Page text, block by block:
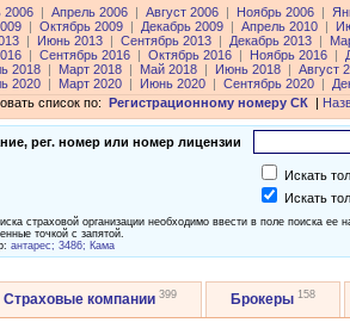
2006 Апрель 2006 Август 2006 Ноябрь 2006
Октябрь 2009 Декабрь 2009 Апрель 2010
Июнь 2013 Сентябрь 2013 Декабрь 2013
Сентябрь 2016 Октябрь 2016 Ноябрь 2016
2018
Март 2018 Май 2018 Июнь 2018 Август
2020
Март 2020 Июнь 2020 Сентябрь 2020
список по:
Регистрационному номеру СК
рег. номер или номер лицензии
Искать
Искать
страховой организации необходимо ввести в поле поиска
точкой с запятой.
антарес; 3486; Кама
Страховые компании 399 Брокеры 158